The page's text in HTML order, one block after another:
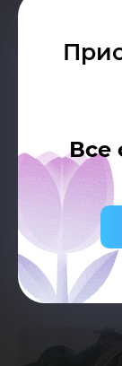
Все
30.03.2015